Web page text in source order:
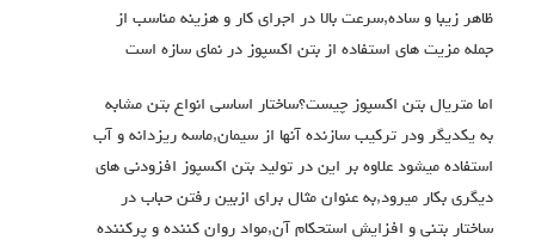
ظاهر زیبا و ساده,سرعت بالا در اجرای کار و هزینه مناسب از
جمله مزیت های استفاده از بتن اکسپوز در نمای سازه است
اما متریال بتن اکسپوز چیست؟ساختار اساسی انواع بتن مشابه
به یکدیگر ودر ترکیب سازنده آنها از سیمان,ماسه ریزدانه و آب
استفاده میشود علاوه بر این در تولید بتن اکسپوز افزودنی های
دیگری بکار میرود,به عنوان مثال برای ازبین رفتن حباب در
ساختار بتنی و افزایش استحکام آن,مواد روان کننده و پرکننده